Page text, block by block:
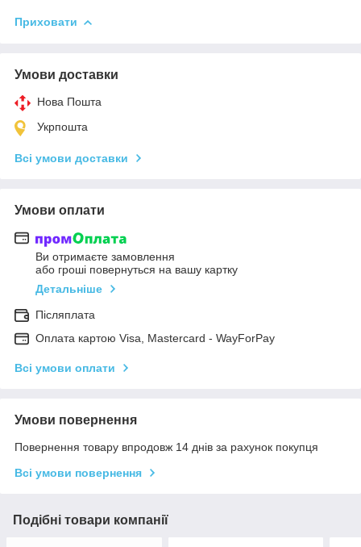
Приховати
Умови доставки
Нова Пошта
Укрпошта
Всі умови доставки
Умови оплати
Ви отримаєте замовлення
або гроші повернуться на вашу картку
Детальніше
Післяплата
Оплата картою Visa, Mastercard - WayForPay
Всі умови оплати
Умови повернення
Повернення товару впродовж 14 днів за рахунок покупця
Всі умови повернення
Подібні товари компанії